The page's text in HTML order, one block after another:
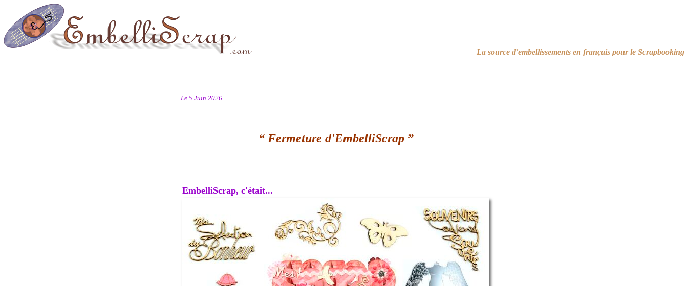
La source d'embellissements en français pour le Scrapbooking
Le 5 Juin 2026
“ Fermeture d'EmbelliScrap ”
EmbelliScrap, c'était...